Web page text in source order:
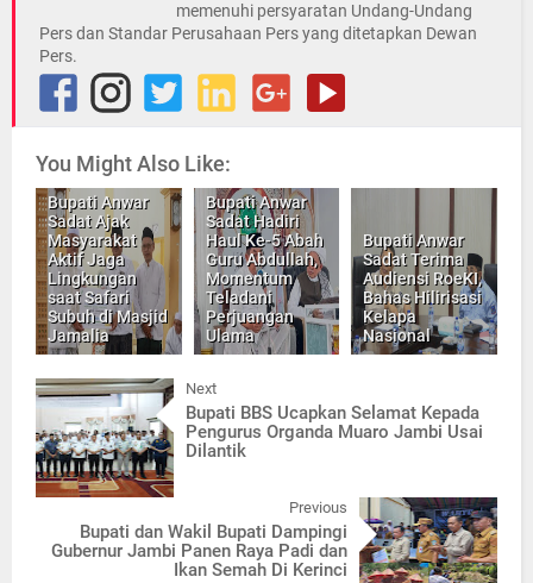
memenuhi persyaratan Undang-Undang
Pers dan Standar Perusahaan Pers yang ditetapkan Dewan
Pers.
You Might Also Like:
Bupati Anwar
Sadat Ajak
Masyarakat
Aktif Jaga
Lingkungan
saat Safari
Subuh di Masjid
Jamalia
Bupati Anwar
Sadat Hadiri
Haul Ke-5 Abah
Guru Abdullah,
Momentum
Teladani
Perjuangan
Ulama
Bupati Anwar
Sadat Terima
Audiensi RoeKI,
Bahas Hilirisasi
Kelapa
Nasional
Next
Bupati BBS Ucapkan Selamat Kepada
Pengurus Organda Muaro Jambi Usai
Dilantik
Previous
Bupati dan Wakil Bupati Dampingi
Gubernur Jambi Panen Raya Padi dan
Ikan Semah Di Kerinci